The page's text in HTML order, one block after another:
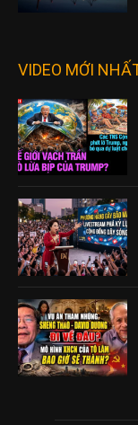
VIDEO MỚI